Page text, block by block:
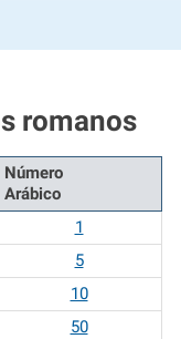
romanos
Número
Arábico
1
5
10
50